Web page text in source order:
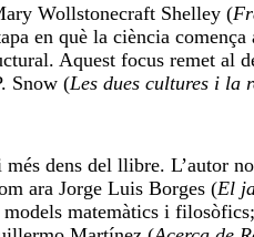
Wollstonecraft Shelley (
en què la ciència
Aquest focus remet al
Snow (Les dues cultures i la
dens del llibre. L’autor
ara Jorge Luis Borges (El
matemàtics i